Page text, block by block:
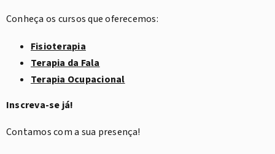
Conheça os cursos que oferecemos:
Fisioterapia
Terapia da Fala
Terapia Ocupacional
Inscreva-se já!
Contamos com a sua presença!